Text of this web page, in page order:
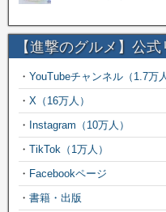
【進撃のグルメ】公
・ YouTubeチャンネル（1.7万人
・ X（16万人）
・ Instagram（10万人）
・ TikTok（1万人）
・ Facebookページ
・ 書籍・出版